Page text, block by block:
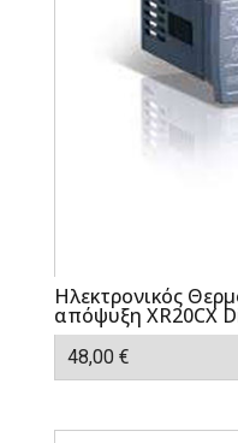
Ηλεκτρονικός
απόψυξη XR20CX
48,00 €